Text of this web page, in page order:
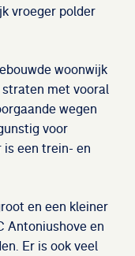
vroeger polder
woonwijk
met vooral
wegen
voor
is een trein- en
en een kleiner
Antoniushove en
Er is ook veel